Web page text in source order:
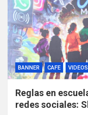
BANNER CAFE VIDEOS
Reglas en
redes sociales: